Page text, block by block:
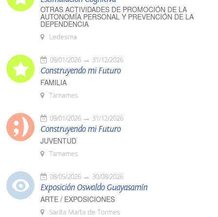
OTRAS ACTIVIDADES DE PROMOCIÓN DE LA
AUTONOMÍA PERSONAL Y PREVENCIÓN DE LA
DEPENDENCIA
Ledesma
09/01/2026 31/12/2026
Construyendo mi Futuro
FAMILIA
Tamames
09/01/2026 31/12/2026
Construyendo mi Futuro
JUVENTUD
Tamames
08/05/2026 30/08/2026
Exposición Oswaldo Guayasamín
ARTE / EXPOSICIONES
Santa Marta de Tormes